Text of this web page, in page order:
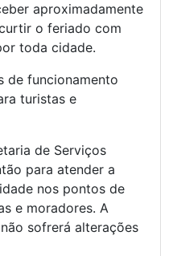
aproximadamente
o feriado com
toda cidade.
de funcionamento
turistas e
de Serviços
para atender a
nos pontos de
e moradores. A
sofrerá alterações